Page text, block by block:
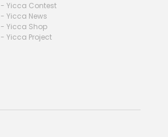
- Yicca Contest
- Yicca News
- Yicca Shop
- Yicca Project